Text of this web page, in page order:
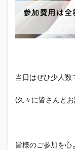
当日はぜひ少人数
(久々に皆さんと
皆様のご参加を心